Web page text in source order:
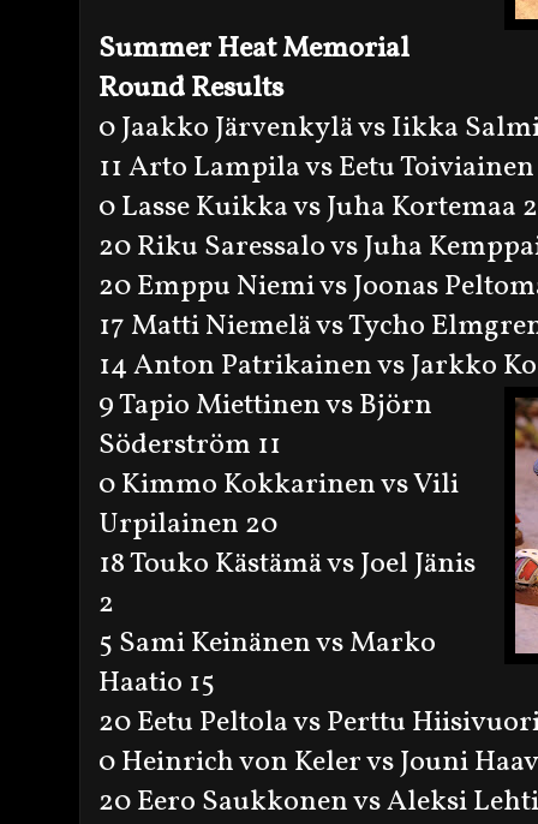
Summer Heat Memorial
RoundResults
0 Jaakko Järvenkylä vs Iikka
11 Arto Lampila vs Eetu
0 Lasse Kuikka vs Juha Kortemaa
20 Riku Saressalo vs Juha
20 Emppu Niemi vs Joonas
17 Matti Niemelä vs Tycho
14 Anton Patrikainen vs Jarkko
9 Tapio Miettinen vs Björn
Söderström 11
0 Kimmo Kokkarinen vs Vili
Urpilainen 20
18 Touko Kästämä vs Joel Jänis
2
5 Sami Keinänen vs Marko
Haatio 15
20 Eetu Peltola vs Perttu
0 Heinrich von Keler vs Jouni
20 Eero Saukkonen vs Aleksi